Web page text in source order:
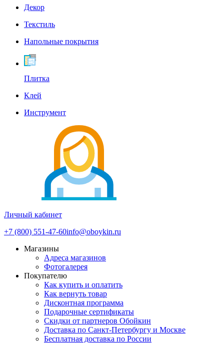
Декор
Текстиль
Напольные покрытия
Плитка
Клей
Инструмент
Личный кабинет
+7 (800) 551-47-60info@oboykin.ru
Магазины
Адреса магазинов
Фотогалерея
Покупателю
Как купить и оплатить
Как вернуть товар
Дисконтная программа
Подарочные сертификаты
Скидки от партнеров Обойкин
Доставка по Санкт-Петербургу и Москве
Бесплатная доставка по России